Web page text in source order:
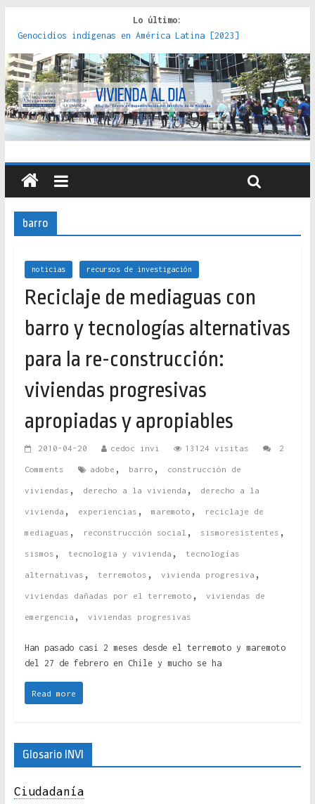
Lo último:
Genocidios indígenas en América Latina [2023]
Estudios sobre la espacialización de los Estados :
políticas, prácticas y representaciones [2022]
Donde el pedernal choca con el acero : hacia una teoría
crítica de las fronteras latinoamericanas [2020]
Criterios técnicos para una vivienda adecuada [2019]
Red de consultorios de la Caja del Seguro Obrero en
Santiago : un patrimonio emblemático [2014]
barro
noticias recursos de investigación
Reciclaje de mediaguas con
barro y tecnologías alternativas
para la re-construcción:
viviendas progresivas
apropiadas y apropiables
2010-04-20 cedoc invi 13124 visitas 2
Comments adobe , barro , construcción de
viviendas , derecho a la vivienda , derecho a la
vivienda , experiencias , maremoto , reciclaje de
mediaguas , reconstrucción social , sismoresistentes ,
sismos , tecnologia y vivienda , tecnologías
alternativas , terremotos , vivienda progresiva ,
viviendas dañadas por el terremoto , viviendas de
emergencia , viviendas progresivas
Han pasado casi 2 meses desde el terremoto y maremoto
del 27 de febrero en Chile y mucho se ha
Read more
Glosario INVI
Ciudadanía